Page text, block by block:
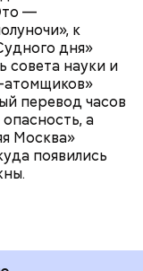
—
к
дня»
совета науки и
атомщиков»
перевод часов
а
Москва»
появились
долгое
к катастрофе
холодная
обыденным
со всего
в
часов
—